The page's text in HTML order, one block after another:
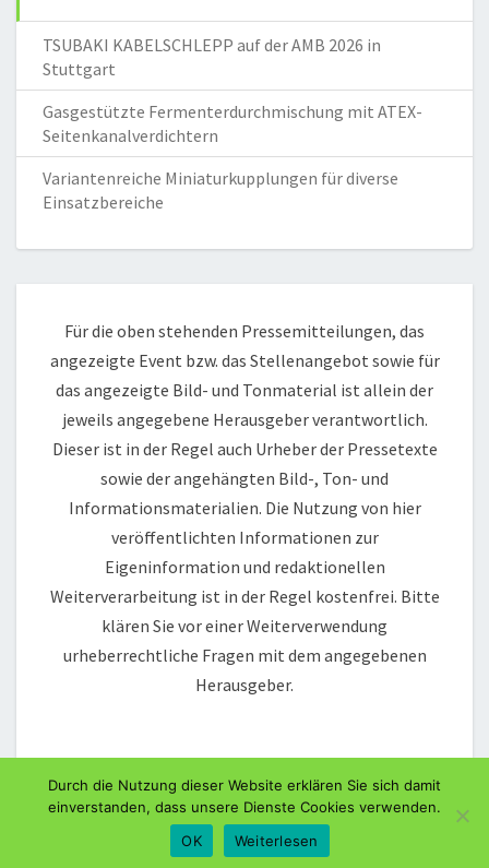
TSUBAKI KABELSCHLEPP auf der AMB 2026 in
Stuttgart
Gasgestützte Fermenterdurchmischung mit ATEX-
Seitenkanalverdichtern
Variantenreiche Miniaturkupplungen für diverse
Einsatzbereiche
Für die oben stehenden Pressemitteilungen, das
angezeigte Event bzw. das Stellenangebot sowie für
das angezeigte Bild- und Tonmaterial ist allein der
jeweils angegebene Herausgeber verantwortlich.
Dieser ist in der Regel auch Urheber der Pressetexte
sowie der angehängten Bild-, Ton- und
Informationsmaterialien. Die Nutzung von hier
veröffentlichten Informationen zur
Eigeninformation und redaktionellen
Weiterverarbeitung ist in der Regel kostenfrei. Bitte
klären Sie vor einer Weiterverwendung
urheberrechtliche Fragen mit dem angegebenen
Herausgeber.
© 2026 Software-Journal | Powered by
Durch die Nutzung dieser Website erklären Sie sich damit
einverstanden, dass unsere Dienste Cookies verwenden.
OK
Weiterlesen